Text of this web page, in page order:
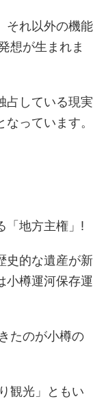
それ以外の機能
想が生まれま
占している現実
っています。
「地方主権」!
史的な遺産が新
小樽運河保存運
たのが小樽の
観光」ともい